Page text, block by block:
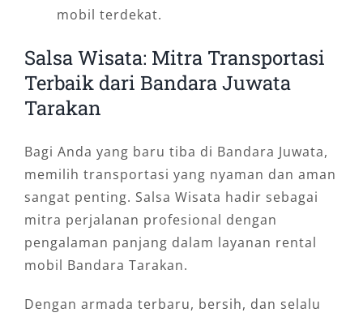
mobil terdekat.
Salsa Wisata: Mitra Transportasi
Terbaik dari Bandara Juwata
Tarakan
Bagi Anda yang baru tiba di Bandara Juwata,
memilih transportasi yang nyaman dan aman
sangat penting. Salsa Wisata hadir sebagai
mitra perjalanan profesional dengan
pengalaman panjang dalam layanan rental
mobil Bandara Tarakan.
Dengan armada terbaru, bersih, dan selalu